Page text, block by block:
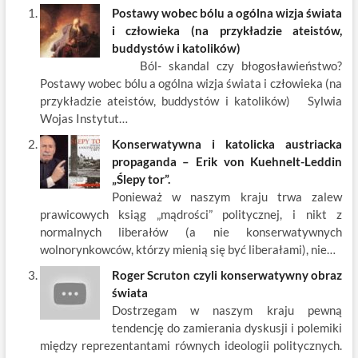
b
o
o
k
er
es
t
o
p
e
dI
n
e
Postawy wobec bólu a ogólna wizja świata
i człowieka (na przykładzie ateistów,
buddystów i katolików)
Ból- skandal czy błogosławieństwo?
Postawy wobec bólu a ogólna wizja świata i człowieka (na
przykładzie ateistów, buddystów i katolików) Sylwia
Wojas Instytut…
Konserwatywna i katolicka austriacka
propaganda – Erik von Kuehnelt-Leddin
„Ślepy tor”.
Ponieważ w naszym kraju trwa zalew
prawicowych ksiąg „mądrości” politycznej, i nikt z
normalnych liberałów (a nie konserwatywnych
wolnorynkowców, którzy mienią się być liberałami), nie…
Roger Scruton czyli konserwatywny obraz
świata
Dostrzegam w naszym kraju pewną
tendencję do zamierania dyskusji i polemiki
między reprezentantami równych ideologii politycznych.